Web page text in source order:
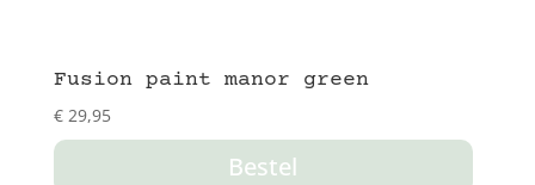
Fusion paint manor green
€29,95
Bestel